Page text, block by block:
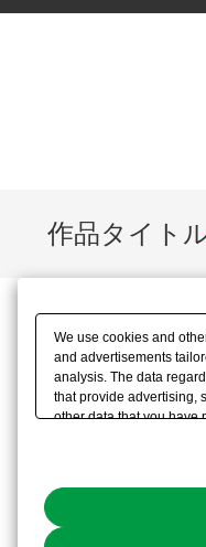
能。
ス Plus］」な
でディスプレ
【メッキパー
※メッキ加工
つくなってい
部品の接続部
ながら丁寧に
作品タイト
We use cookies and
and advertisements
analysis. The data
that provide advertising,
other data that you have
the use of all Cookies
You can change your